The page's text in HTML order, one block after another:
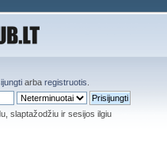
arbaregistruotis
slaptažodžiu ir sesijos ilgiu